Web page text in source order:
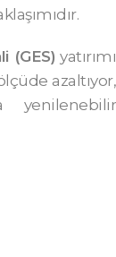
(GES) yatırımı
azaltıyor,
yenilenebilir